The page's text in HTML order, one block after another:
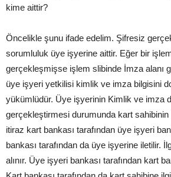
kime aittir?
Öncelikle şunu ifade edelim. Şifresiz
sorumluluk üye işyerine aittir. Eğer bir
gerçekleşmişse işlem slibinde İmza alanı
üye işyeri yetkilisi kimlik ve imza bilgisini
yükümlüdür. Üye işyerinin Kimlik ve imza
gerçekleştirmesi durumunda kart sahibinin
itiraz kart bankası tarafından üye işyeri
bankası tarafından da üye işyerine iletilir.
alınır. Üye işyeri bankası tarafından kart